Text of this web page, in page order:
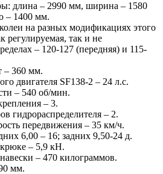
длина – 2990 мм, ширина – 1580
– 1400 мм.
на разных модификациях этого
регулируемая, так и не
– 120-127 (передняя) и 115-
– 360 мм.
двигателя SF138-2 – 24 л.с.
– 540 об/мин.
– 3.
гидрораспределителя – 2.
передвижения – 35 км/ч.
6,00 – 16; задних 9,50-24 д.
– 5,9 кН.
– 470 килограммов.
мм.